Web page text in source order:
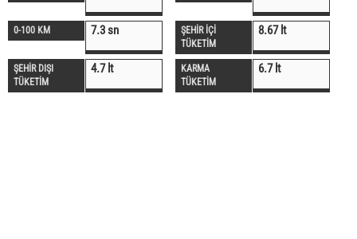
0-100 KM 7.3 sn
ŞEHİR İÇİ
TÜKETİM
8.67 lt
ŞEHİR DIŞI
TÜKETİM
4.7 lt
KARMA
TÜKETİM
6.7 lt